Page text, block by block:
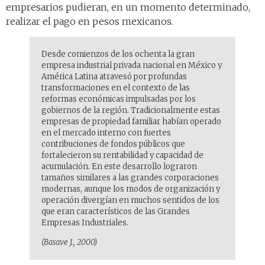
empresarios pudieran, en un momento determinado,
realizar el pago en pesos mexicanos.
Desde comienzos de los ochenta la gran
empresa industrial privada nacional en México y
América Latina atravesó por profundas
transformaciones en el contexto de las
reformas económicas impulsadas por los
gobiernos de la región. Tradicionalmente estas
empresas de propiedad familiar habían operado
en el mercado interno con fuertes
contribuciones de fondos públicos que
fortalecieron su rentabilidad y capacidad de
acumulación. En este desarrollo lograron
tamaños similares a las grandes corporaciones
modernas, aunque los modos de organización y
operación divergían en muchos sentidos de los
que eran característicos de las Grandes
Empresas Industriales.
(Basave J., 2000)